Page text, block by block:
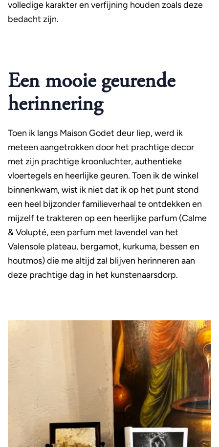
volledige karakter en verfijning houden zoals deze
bedacht zijn.
Een mooie geurende
herinnering
Toen ik langs Maison Godet deur liep, werd ik
meteen aangetrokken door het prachtige decor
met zijn prachtige kroonluchter, authentieke
vloertegels en heerlijke geuren. Toen ik de winkel
binnenkwam, wist ik niet dat ik op het punt stond
een heel bijzonder familieverhaal te ontdekken en
mijzelf te trakteren op een heerlijke parfum (Calme
& Volupté, een parfum met lavendel van het
Valensole plateau, bergamot, kurkuma, bessen en
houtmos) die me altijd zal blijven herinneren aan
deze prachtige dag in het kunstenaarsdorp.